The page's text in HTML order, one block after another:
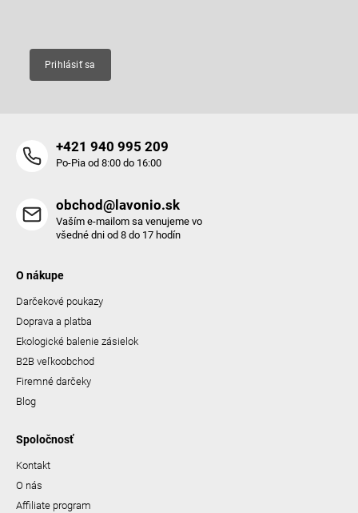
Prihlásiť sa
+421 940 995 209
Po-Pia od 8:00 do 16:00
obchod@lavonio.sk
Vaším e-mailom sa venujeme vo
všedné dni od 8 do 17 hodín
O nákupe
Darčekové poukazy
Doprava a platba
Ekologické balenie zásielok
B2B veľkoobchod
Firemné darčeky
Blog
Spoločnosť
Kontakt
O nás
Affiliate program